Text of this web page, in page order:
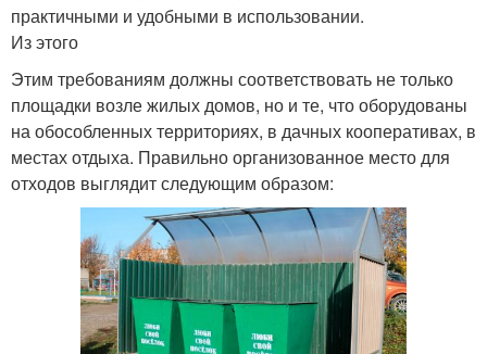
практичными и удобными в использовании.
Из этого
Этим требованиям должны соответствовать не только
площадки возле жилых домов, но и те, что оборудованы
на обособленных территориях, в дачных кооперативах, в
местах отдыха. Правильно организованное место для
отходов выглядит следующим образом: